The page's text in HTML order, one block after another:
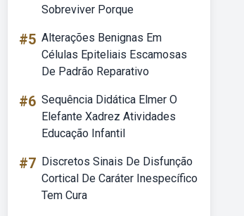
Sobreviver Porque
#5 Alterações Benignas Em
Células Epiteliais Escamosas
De Padrão Reparativo
#6 Sequência Didática Elmer O
Elefante Xadrez Atividades
Educação Infantil
#7 Discretos Sinais De Disfunção
Cortical De Caráter Inespecífico
Tem Cura